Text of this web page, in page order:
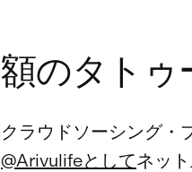
額のタトゥ
クラウドソーシング・
@Arivulifeとしてネッ